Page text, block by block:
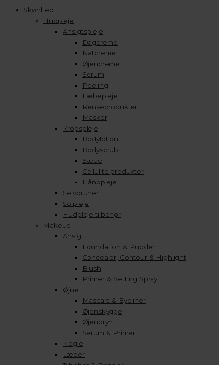
Skønhed
Hudpleje
Ansigtspleje
Dagcreme
Natcreme
Øjencreme
Serum
Peeling
Læbepleje
Renseprodukter
Masker
Kropspleje
Bodylotion
Bodyscrub
Sæbe
Cellulite produkter
Håndpleje
Selvbruner
Solpleje
Hudpleje tilbehør
Makeup
Ansigt
Foundation & Pudder
Concealer, Contour & Highlight
Blush
Primer & Setting Spray
Øjne
Mascara & Eyeliner
Øjenskygge
Øjenbryn
Serum & Primer
Negle
Læber